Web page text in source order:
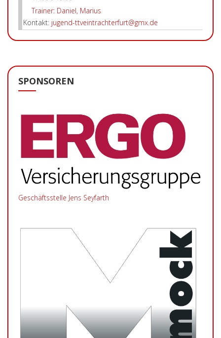
Trainer: Daniel, Marius
Kontakt: jugend-ttveintrachterfurt@gmx.de
SPONSOREN
Geschäftsstelle Jens Seyfarth